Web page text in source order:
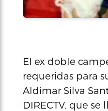
El ex doble
requeridas para
Aldimar Silva
DIRECTV, que